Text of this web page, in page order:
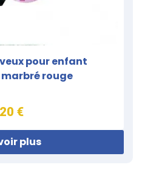
pour enfant
rouge
€
plus